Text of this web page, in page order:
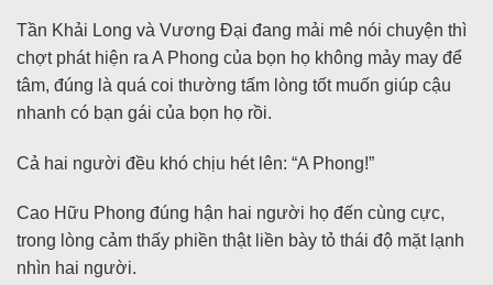
Tần Khải Long và Vương Đại đang mải mê nói chuyện thì
chợt phát hiện ra A Phong của bọn họ không mảy may để
tâm, đúng là quá coi thường tấm lòng tốt muốn giúp cậu
nhanh có bạn gái của bọn họ rồi.
Cả hai người đều khó chịu hét lên: “A Phong!”
Cao Hữu Phong đúng hận hai người họ đến cùng cực,
trong lòng cảm thấy phiền thật liền bày tỏ thái độ mặt lạnh
nhìn hai người.